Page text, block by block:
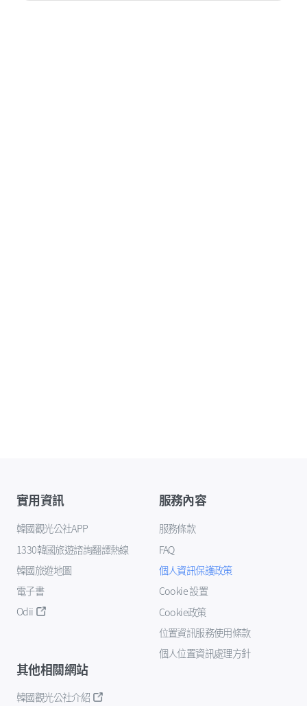
實用資訊
韓國觀光公社APP
1330韓國旅遊諮詢翻譯熱線
韓國旅遊地圖
電子書
Odii
服務內容
服務條款
FAQ
個人資訊保護政策
Cookie 設置
Cookie政策
位置資訊服務使用條款
個人位置資訊處理方針
其他相關網站
韓國觀光公社介紹